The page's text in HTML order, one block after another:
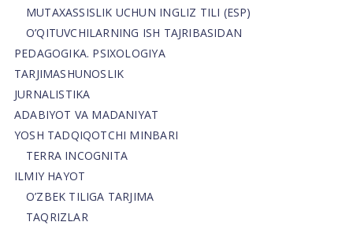
MUTAXASSISLIK UCHUN INGLIZ TILI (ESP)
O’QITUVCHILARNING ISH TAJRIBASIDAN
PEDAGOGIKA. PSIXOLOGIYA
TARJIMASHUNOSLIK
JURNALISTIKA
ADABIYOT VA MADANIYAT
YOSH TADQIQOTCHI MINBARI
TERRA INCOGNITA
ILMIY HAYOT
O’ZBEK TILIGA TARJIMA
TAQRIZLAR